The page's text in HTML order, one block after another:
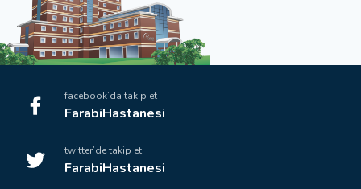
facebook’da takip et
FarabiHastanesi
twitter’de takip et
FarabiHastanesi